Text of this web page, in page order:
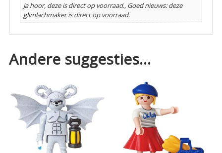
Ja hoor, deze is direct op voorraad., Goed nieuws: deze
glimlachmaker is direct op voorraad.
Andere suggesties…